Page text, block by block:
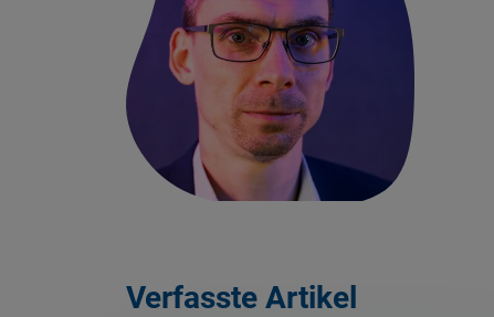
Verfasste Artikel